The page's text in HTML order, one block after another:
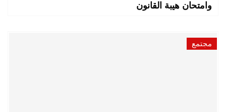
وامتحان هيبة القانون
مجتمع